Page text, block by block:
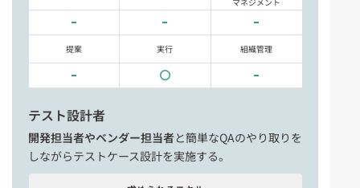
提案 実行 組織管理
テスト設計者
開発担当者やベンダー担当者と簡単なQAのやり取りを
しながらテストケース設計を実施する。